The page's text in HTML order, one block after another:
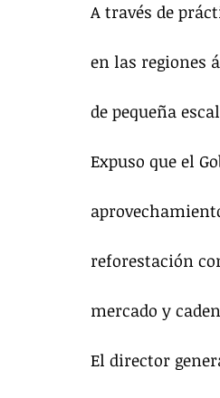
A través de
en las regiones
de pequeña
Expuso que el
reforestación
mercado y
El director